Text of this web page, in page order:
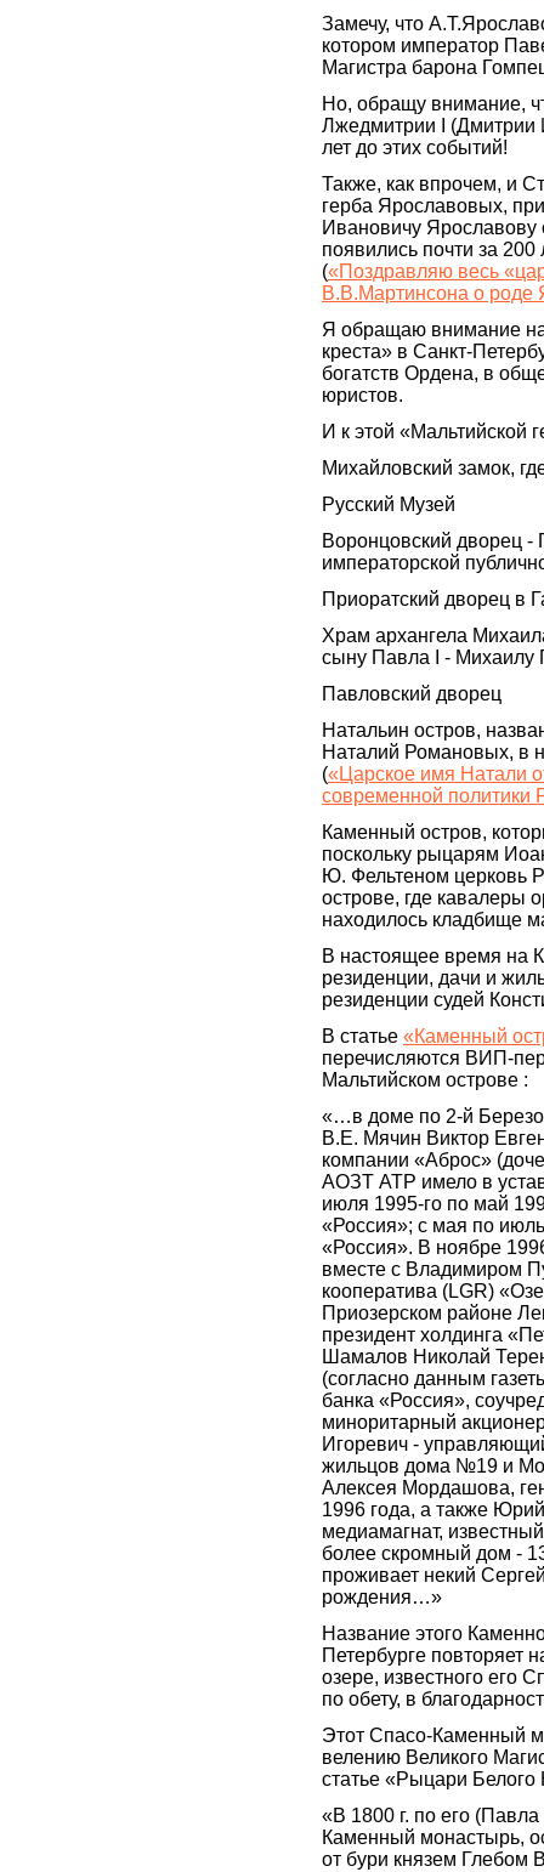
Замечу, что
котором император
Магистра барона
Но, обращу внимание,
Лжедмитрии I (Дмитрии
лет до этих событий!
Также, как впрочем, и
герба Ярославовых,
Ивановичу Ярославову
появились почти за
(«Поздравляю весь
В.В.Мартинсона о роде
Я обращаю внимание
креста» в Санкт-
богатств Ордена, в
юристов.
И к этой «Мальтийской
Михайловский замок,
Русский Музей
Воронцовский дворец
императорской
Приоратский дворец в
Храм архангела
сыну Павла I - Михаилу
Павловский дворец
Натальин остров,
Наталий Романовых, в
(«Царское имя Натали
современной политики
Каменный остров,
поскольку рыцарям
Ю. Фельтеном церковь
острове, где кавалеры
находилось кладбище
В настоящее время на
резиденции, дачи и
резиденции судей
В статье «Каменный
перечисляются ВИП-
Мальтийском острове :
«…в доме по 2-й
В.Е. Мячин Виктор
компании «Аброс»
АОЗТ АТР имело в
июля 1995-го по май
«Россия»; с мая по
«Россия». В ноябре
вместе с Владимиром
кооператива (LGR)
Приозерском районе
президент холдинга
Шамалов Николай
(согласно данным
банка «Россия»,
миноритарный
Игоревич -
жильцов дома №19 и
Алексея Мордашова,
1996 года, а также
медиамагнат,
более скромный дом -
проживает некий
рождения…»
Название этого
Петербурге повторяет
озере, известного его
по обету, в
Этот Спасо-Каменный
велению Великого
статье «Рыцари Белого
«В 1800 г. по его
Каменный монастырь,
от бури князем Глебом